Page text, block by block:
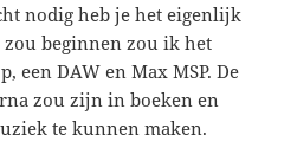
nodig heb je het eigenlijk
beginnen zou ik het
een DAW en Max MSP. De
zou zijn in boeken en
te kunnen maken.